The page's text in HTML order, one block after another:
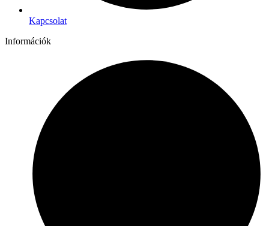
Kapcsolat
Információk